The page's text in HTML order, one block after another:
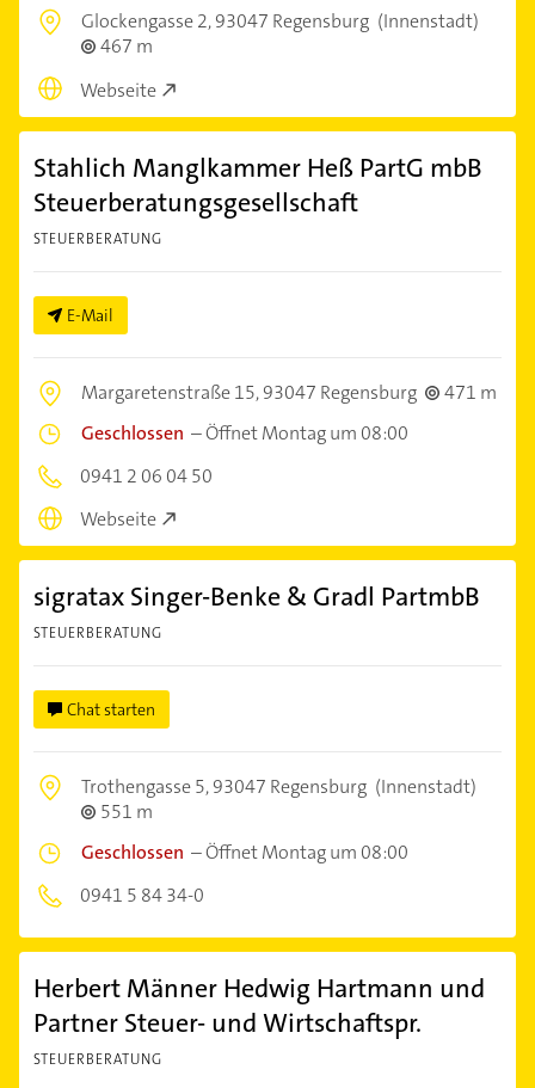
Glockengasse 2,93047 Regensburg (Innenstadt)
467 m
Webseite
Stahlich Manglkammer Heß PartG mbB
Steuerberatungsgesellschaft
STEUERBERATUNG
E-Mail
Margaretenstraße 15,93047 Regensburg
471 m
Geschlossen –Öffnet Montag um 08:00
0941 2 06 04 50
Webseite
sigratax Singer-Benke & Gradl PartmbB
STEUERBERATUNG
Chat starten
Trothengasse 5,93047 Regensburg (Innenstadt)
551 m
Geschlossen –Öffnet Montag um 08:00
0941 5 84 34-0
Herbert Männer Hedwig Hartmann und
Partner Steuer- und Wirtschaftspr.
STEUERBERATUNG